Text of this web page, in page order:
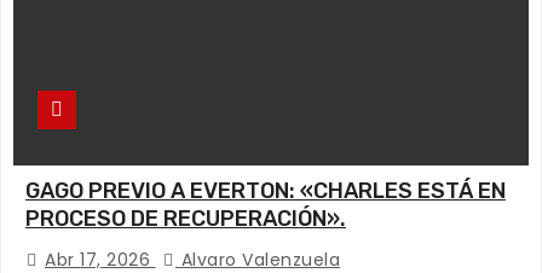
GAGO PREVIO A EVERTON: «CHARLES ESTÁ EN
PROCESO DE RECUPERACIÓN».
Abr 17, 2026 Alvaro Valenzuela